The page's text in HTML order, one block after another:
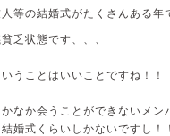
等の結婚式がたくさんある年
乏状態です、、、
うことはいいことですね！！
なか会うことができないメン
婚式くらいしかないですし！